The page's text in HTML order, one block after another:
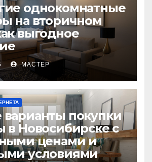
однокомнатные
на вторичном
выгодное
МАСТЕР
покупки
в Новосибирске с
ценами и
условиями